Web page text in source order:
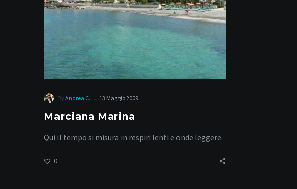
By Andrea C. - 13 Maggio 2009
Marciana Marina
Qui il tempo si misura in respiri lenti e onde leggere.
0